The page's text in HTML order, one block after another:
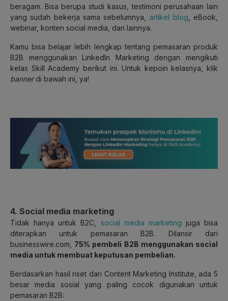
beragam. Bisa berupa studi kasus, testimoni perusahaan lain
yang sudah bekerja sama sebelumnya, artikel blog , eBook,
webinar, konten social media, dan lainnya.
Kamu bisa belajar lebih lengkap tentang pemasaran produk
B2B menggunakan LinkedIn Marketing dengan mengikuti
kelas Skill Academy berikut ini. Untuk kepoin kelasnya, klik
bannerdi bawah ini, ya!
4. Social media marketing
Tidak hanya untuk B2C, social media marketing juga bisa
diterapkan untuk pemasaran B2B. Dilansir dari
businesswire.com, 75% pembeli B2B menggunakan social
media untuk membuat keputusan pembelian.
Berdasarkan hasil riset dari Content Marketing Institute, ada 5
besar media sosial yang paling cocok digunakan untuk
pemasaran B2B: